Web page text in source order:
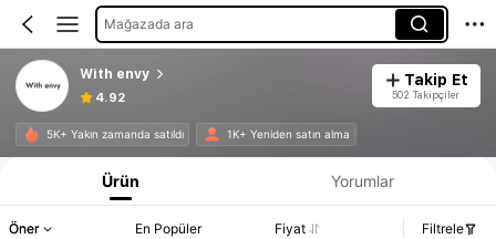
Mağazada ara
With envy
4.92
Takip Et
502 Takipçiler
5K+ Yakın zamanda satıldı 1K+ Yeniden satın alma
Ürün Yorumlar
Öner En Popüler Fiyat
Filtrele